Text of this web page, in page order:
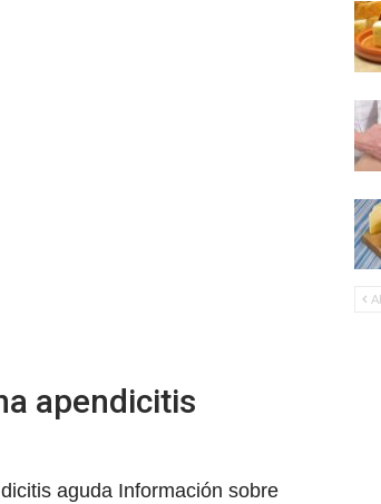
apendicitis
aguda Información sobre